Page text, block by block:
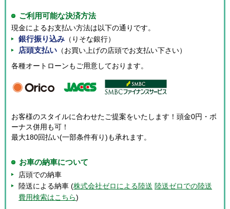
ご利用可能な決済方法
現金によるお支払い方法は以下の通りです。
銀行振り込み （りそな銀行）
店頭支払い （お買い上げの店頭でお支払い下さい）
各種オートローンもご用意しております。
お客様のスタイルに合わせたご提案をいたします！頭金0円・ボ
ーナス併用も可！
最大180回払い(一部条件有り)も承れます。
お車の納車について
店頭での納車
陸送による納車 (株式会社ゼロによる陸送 陸送ゼロでの陸送
費用検索はこちら)